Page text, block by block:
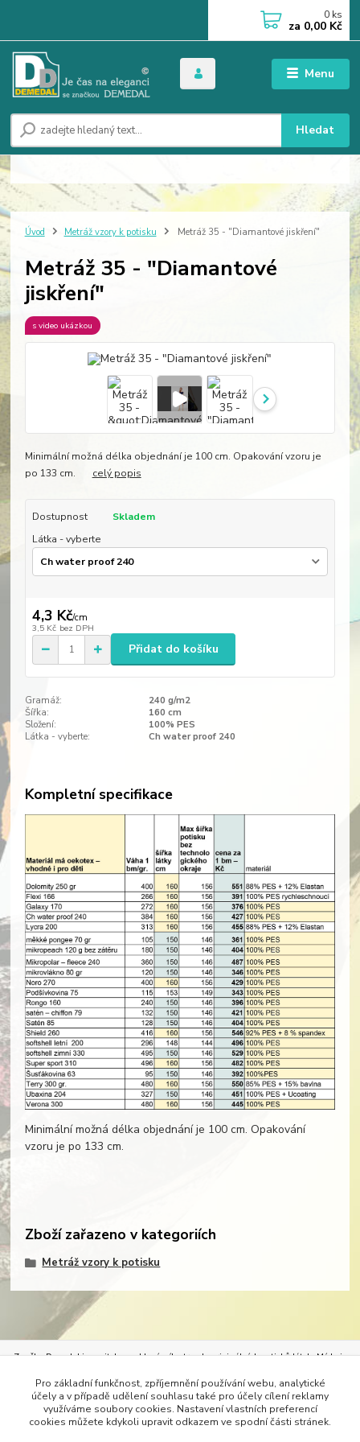
Menu
Hledat
0 ks
za 0,00 Kč
Úvod Metráž vzory k potisku Metráž 35 - "Diamantové jiskření"
Metráž 35 - "Diamantové
jiskření"
s video ukázkou
Minimální možná délka objednání je 100 cm. Opakování vzoru je
po 133 cm. celý popis
Dostupnost
Skladem
Látka - vyberte
4,3 Kč/cm
3,5 Kč bez DPH
Přidat do košíku
Gramáž:
240 g/m2
Šířka:
160 cm
Složení:
100% PES
Látka - vyberte:
Ch water proof 240
Kompletní specifikace
Minimální možná délka objednání je 100 cm. Opakování
vzoru je po 133 cm.
Zboží zařazeno v kategoriích
Metráž vzory k potisku
Značka Demedal je nositelem exkluzívního trendu originálních potisků látek.Móda je
i pracovního stylu. Vždy nejlépe padne oděv, který se nechá na míru ušít. Originálním
potiskem vhodné látky si dopřejete dokonalé dámské šaty – svatební, společenské, šaty
do tanečních, tuniky, kabáty, kalhoty či třeba alespoň trička. Do divadel lze s
Pro základní funkčnost, zpříjemnění používání webu, analytické
účely a v případě udělení souhlasu také pro účely cílení reklamy
využíváme soubory cookies. Nastavení vlastních preferencí
cookies můžete kdykoli upravit odkazem ve spodní části stránek.